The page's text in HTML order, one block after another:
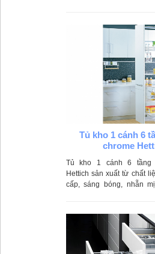
Tủ kho 1 cánh 6
chrome
Tủ kho 1 cánh 6 tầng
Hettich sản xuất từ chất
cấp, sáng bóng, nhẵn
nhàng.